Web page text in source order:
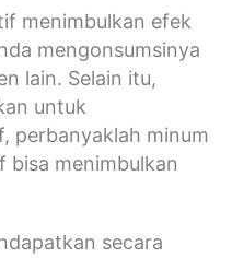
menimbulkan efek
mengonsumsinya
lain. Selain itu,
untuk
perbanyaklah minum
bisa menimbulkan
secara